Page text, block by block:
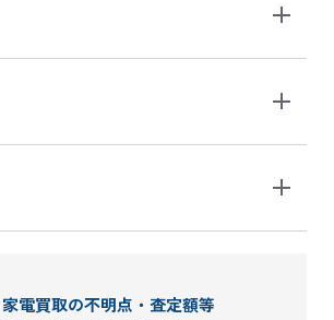
電買取の不明点・査定額等